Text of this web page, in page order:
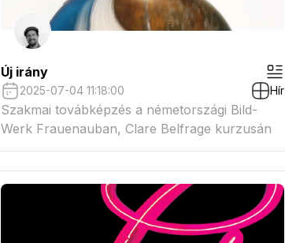
Új irány
2025-07-04 11:18:00 Hír
Szakmai továbképzés a németországi Bild-
Werk Frauenauban, Clare Belfrage kurzusán